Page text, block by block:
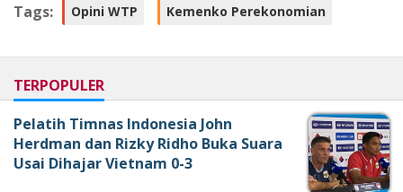
Tags: Opini WTP Kemenko Perekonomian
TERPOPULER
Pelatih Timnas Indonesia John
Herdman dan Rizky Ridho Buka Suara
Usai Dihajar Vietnam 0-3